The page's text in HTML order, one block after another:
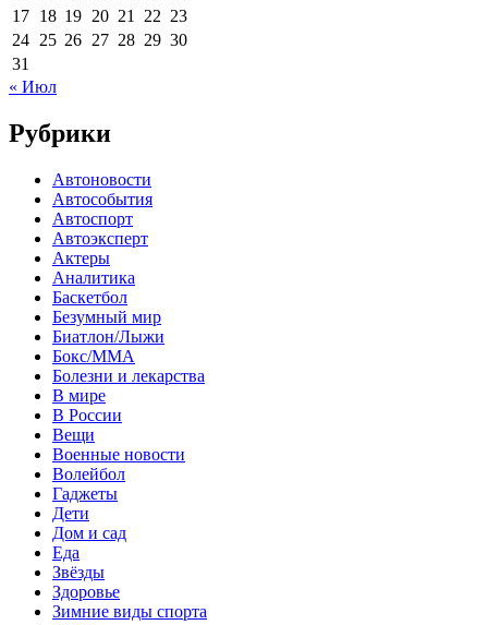
17 18 19 20 21 22 23
24 25 26 27 28 29 30
31
« Июл
Рубрики
Автоновости
Автособытия
Автоспорт
Автоэксперт
Актеры
Аналитика
Баскетбол
Безумный мир
Биатлон/Лыжи
Бокс/MMA
Болезни и лекарства
В мире
В России
Вещи
Военные новости
Волейбол
Гаджеты
Дети
Дом и сад
Еда
Звёзды
Здоровье
Зимние виды спорта